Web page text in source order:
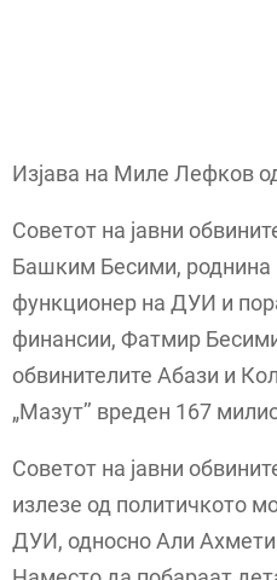
Изјава на Миле Лефков
Советот на јавни
Башким Бесими, роднина
функционер на ДУИ и
финансии, Фатмир
обвинителите Абази и
„Мазут’’ вреден 167
Советот на јавни
излезе од политичкото
ДУИ, односно Али Ахмети